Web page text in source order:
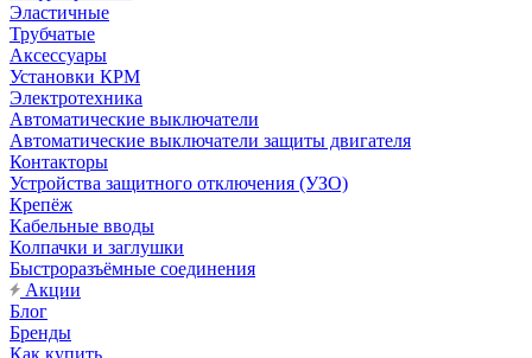
Эластичные
Трубчатые
Аксессуары
Установки КРМ
Электротехника
Автоматические выключатели
Автоматические выключатели защиты двигателя
Контакторы
Устройства защитного отключения (УЗО)
Крепёж
Кабельные вводы
Колпачки и заглушки
Быстроразъёмные соединения
Акции
Блог
Бренды
Как купить